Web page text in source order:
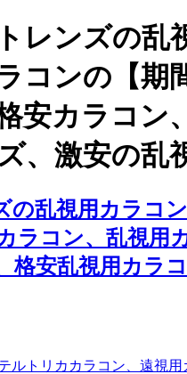
レンズの乱
コンの【期
安カラコ
、激安の乱
乱視用カラコ
ラコン、乱視用
安乱視用カラ
ルトリカカラコン、遠視